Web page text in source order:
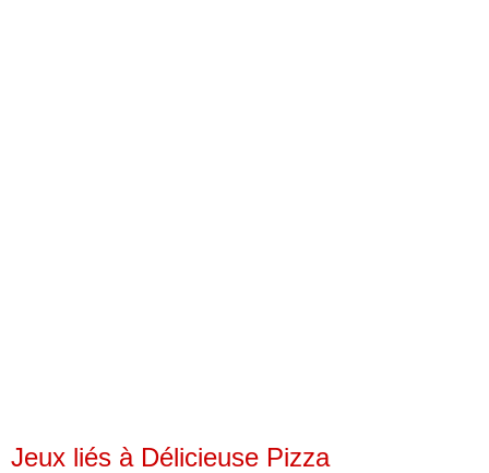
Jeux liés à Délicieuse Pizza